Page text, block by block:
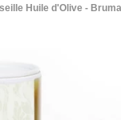
Huile d'Olive -